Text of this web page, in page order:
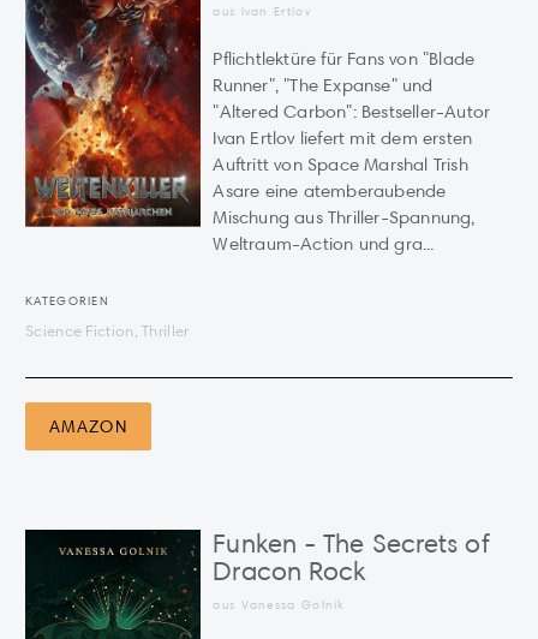
aus Ivan Ertlov
Pflichtlektüre für Fans von "Blade
Runner", "The Expanse" und
"Altered Carbon": Bestseller-Autor
Ivan Ertlov liefert mit dem ersten
Auftritt von Space Marshal Trish
Asare eine atemberaubende
Mischung aus Thriller-Spannung,
Weltraum-Action und gra...
KATEGORIEN
Science Fiction, Thriller
AMAZON
Funken - The Secrets of
Dracon Rock
aus Vanessa Golnik